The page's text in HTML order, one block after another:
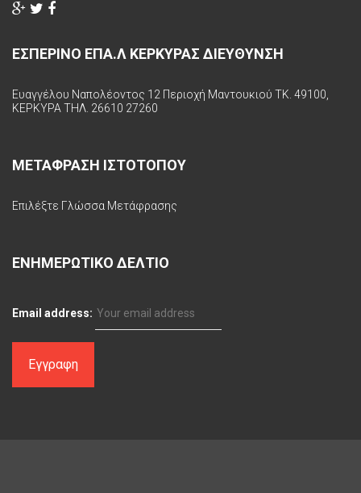
ΕΣΠΕΡΙΝΟ ΕΠΑ.Λ ΚΕΡΚΥΡΑΣ ΔΙΕΥΘΥΝΣΗ
Ευαγγέλου Ναπολέοντος 12 Περιοχή Μαντουκιού ΤΚ. 49100,
ΚΕΡΚΥΡΑ ΤΗΛ. 26610 27260
ΜΕΤΑΦΡΑΣΗ ΙΣΤΟΤΟΠΟΥ
Επιλέξτε Γλώσσα Μετάφρασης
ΕΝΗΜΕΡΩΤΙΚΟ ΔΕΛΤΙΟ
Email address: